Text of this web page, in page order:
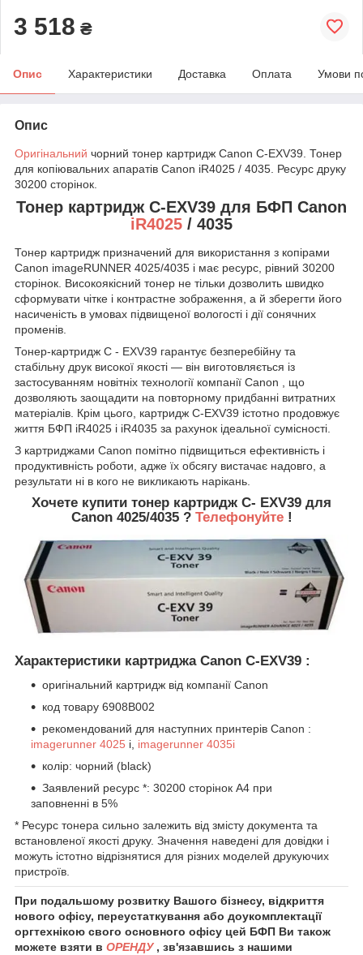
3 518 ₴
Опис Характеристики Доставка Оплата Умови
Опис
Оригінальний чорний тонер картридж Canon C-EXV39. Тонер
для копіювальних апаратів Canon iR4025 / 4035. Ресурс друку
30200 сторінок.
Тонер картридж C-EXV39 для БФП Canon
iR4025 / 4035
Тонер картридж призначений для використання з копірами
Canon imageRUNNER 4025/4035 і має ресурс, рівний 30200
сторінок. Високоякісний тонер не тільки дозволить швидко
сформувати чітке і контрастне зображення, а й зберегти його
насиченість в умовах підвищеної вологості і дії сонячних
променів.
Тонер-картридж C - EXV39 гарантує безперебійну та
стабільну друк високої якості — він виготовляється із
застосуванням новітніх технології компанії Canon , що
дозволяють заощадити на повторному придбанні витратних
матеріалів. Крім цього, картридж C-EXV39 істотно продовжує
життя БФП iR4025 і iR4035 за рахунок ідеальної сумісності.
З картриджами Canon помітно підвищиться ефективність і
продуктивність роботи, адже їх обсягу вистачає надовго, а
результати ні в кого не викликають нарікань.
Хочете купити тонер картридж C- EXV39 для
Canon 4025/4035 ? Телефонуйте !
Характеристики картриджа Canon C-EXV39 :
оригінальний картридж від компанії Canon
код товару 6908B002
рекомендований для наступних принтерів Canon :
imagerunner 4025 i, imagerunner 4035i
колір: чорний (black)
Заявлений ресурс *: 30200 сторінок А4 при
заповненні в 5%
* Ресурс тонера сильно залежить від змісту документа та
встановленої якості друку. Значення наведені для довідки і
можуть істотно відрізнятися для різних моделей друкуючих
пристроїв.
При подальшому розвитку Вашого бізнесу, відкриття
нового офісу, переустаткування або доукомплектації
оргтехнікою свого основного офісу цей БФП Ви також
можете взяти в ОРЕНДУ , зв'язавшись з нашими